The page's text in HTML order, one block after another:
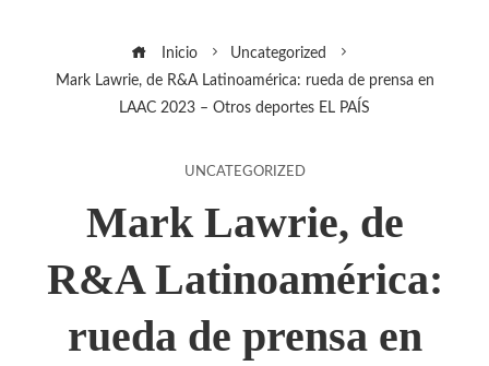
Inicio
Uncategorized
Mark Lawrie, de R&A Latinoamérica: rueda de prensa en
LAAC 2023 – Otros deportes EL PAÍS
UNCATEGORIZED
Mark Lawrie, de
R&A Latinoamérica:
rueda de prensa en